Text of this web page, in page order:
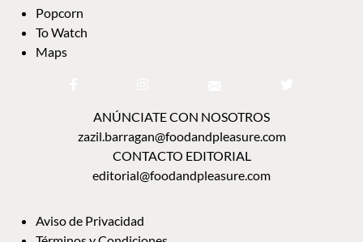
Popcorn
To Watch
Maps
ANÚNCIATE CON NOSOTROS
zazil.barragan@foodandpleasure.com
CONTACTO EDITORIAL
editorial@foodandpleasure.com
Aviso de Privacidad